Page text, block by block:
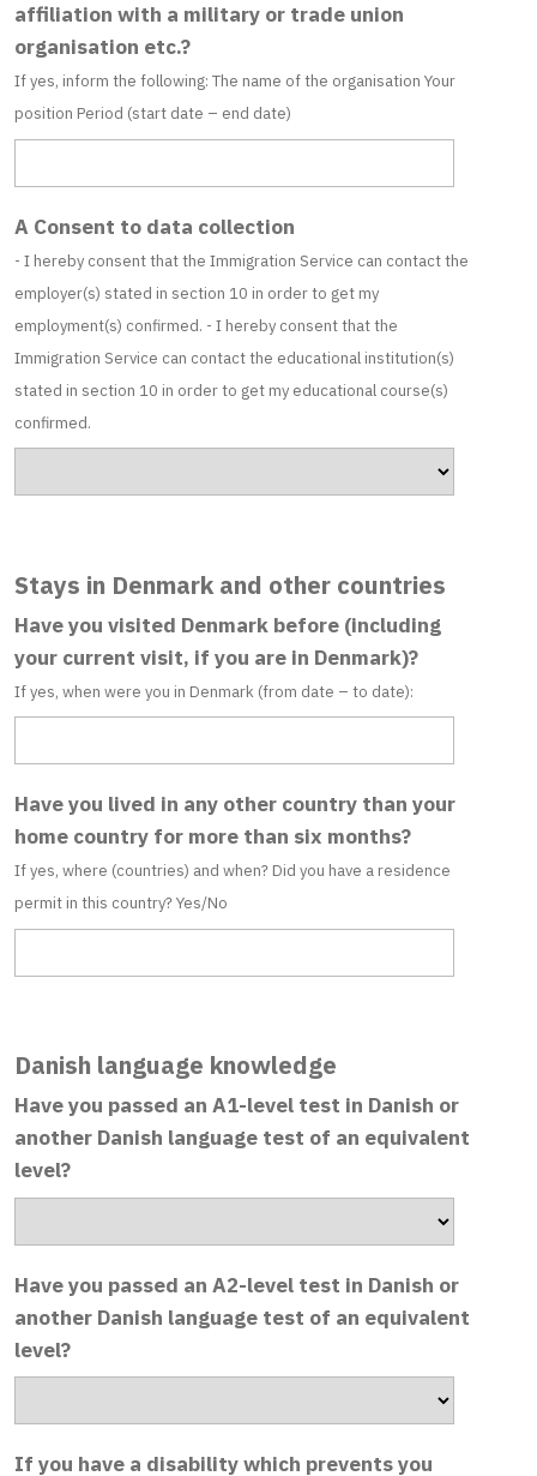
affiliation with a military or trade union
organisation etc.?
If yes, inform the following: The name of the organisation Your
position Period (start date – end date)
A Consent to data collection
- I hereby consent that the Immigration Service can contact the
employer(s) stated in section 10 in order to get my
employment(s) confirmed. - I hereby consent that the
Immigration Service can contact the educational institution(s)
stated in section 10 in order to get my educational course(s)
confirmed.
Stays in Denmark and other countries
Have you visited Denmark before (including
your current visit, if you are in Denmark)?
If yes, when were you in Denmark (from date – to date):
Have you lived in any other country than your
home country for more than six months?
If yes, where (countries) and when? Did you have a residence
permit in this country? Yes/No
Danish language knowledge
Have you passed an A1-level test in Danish or
another Danish language test of an equivalent
level?
Have you passed an A2-level test in Danish or
another Danish language test of an equivalent
level?
If you have a disability which prevents you